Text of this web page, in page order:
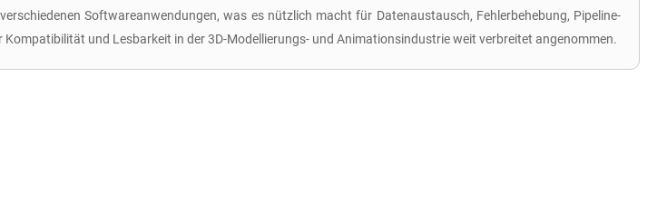
Softwareanwendungen, was es nützlich macht für Datenaustausch, Fehlerbehebung, Pipeline-
und Lesbarkeit in der 3D-Modellierungs- und Animationsindustrie weit verbreitet angenommen.